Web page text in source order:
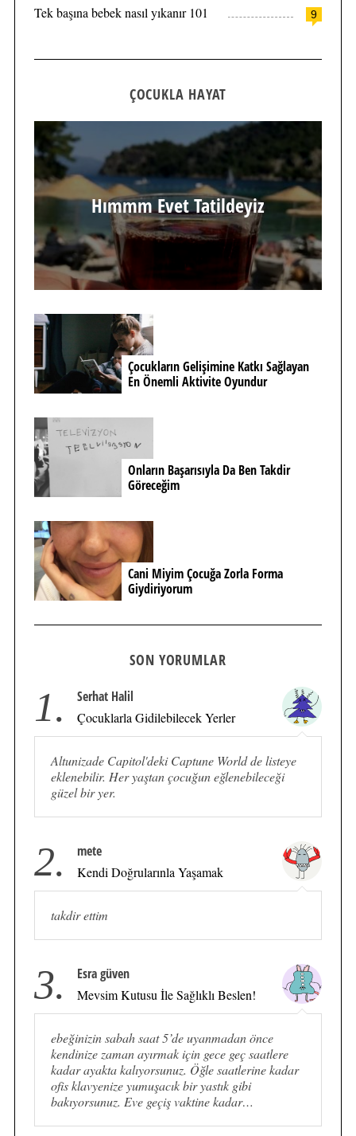
9
Tek başına bebek nasıl yıkanır 101
ÇOCUKLA HAYAT
Hımmm Evet Tatildeyiz
Çocukların Gelişimine Katkı Sağlayan
En Önemli Aktivite Oyundur
Onların Başarısıyla Da Ben Takdir
Göreceğim
Cani Miyim Çocuğa Zorla Forma
Giydiriyorum
SON YORUMLAR
1. Serhat Halil
Çocuklarla Gidilebilecek Yerler
Altunizade Capitol'deki Captune World de listeye
eklenebilir. Her yaştan çocuğun eğlenebileceği
güzel bir yer.
2. mete
Kendi Doğrularınla Yaşamak
takdir ettim
3. Esra güven
Mevsim Kutusu İle Sağlıklı Beslen!
ebeğinizin sabah saat 5’de uyanmadan önce
kendinize zaman ayırmak için gece geç saatlere
kadar ayakta kalıyorsunuz. Öğle saatlerine kadar
ofis klavyenize yumuşacık bir yastık gibi
bakıyorsunuz. Eve geçiş vaktine kadar…